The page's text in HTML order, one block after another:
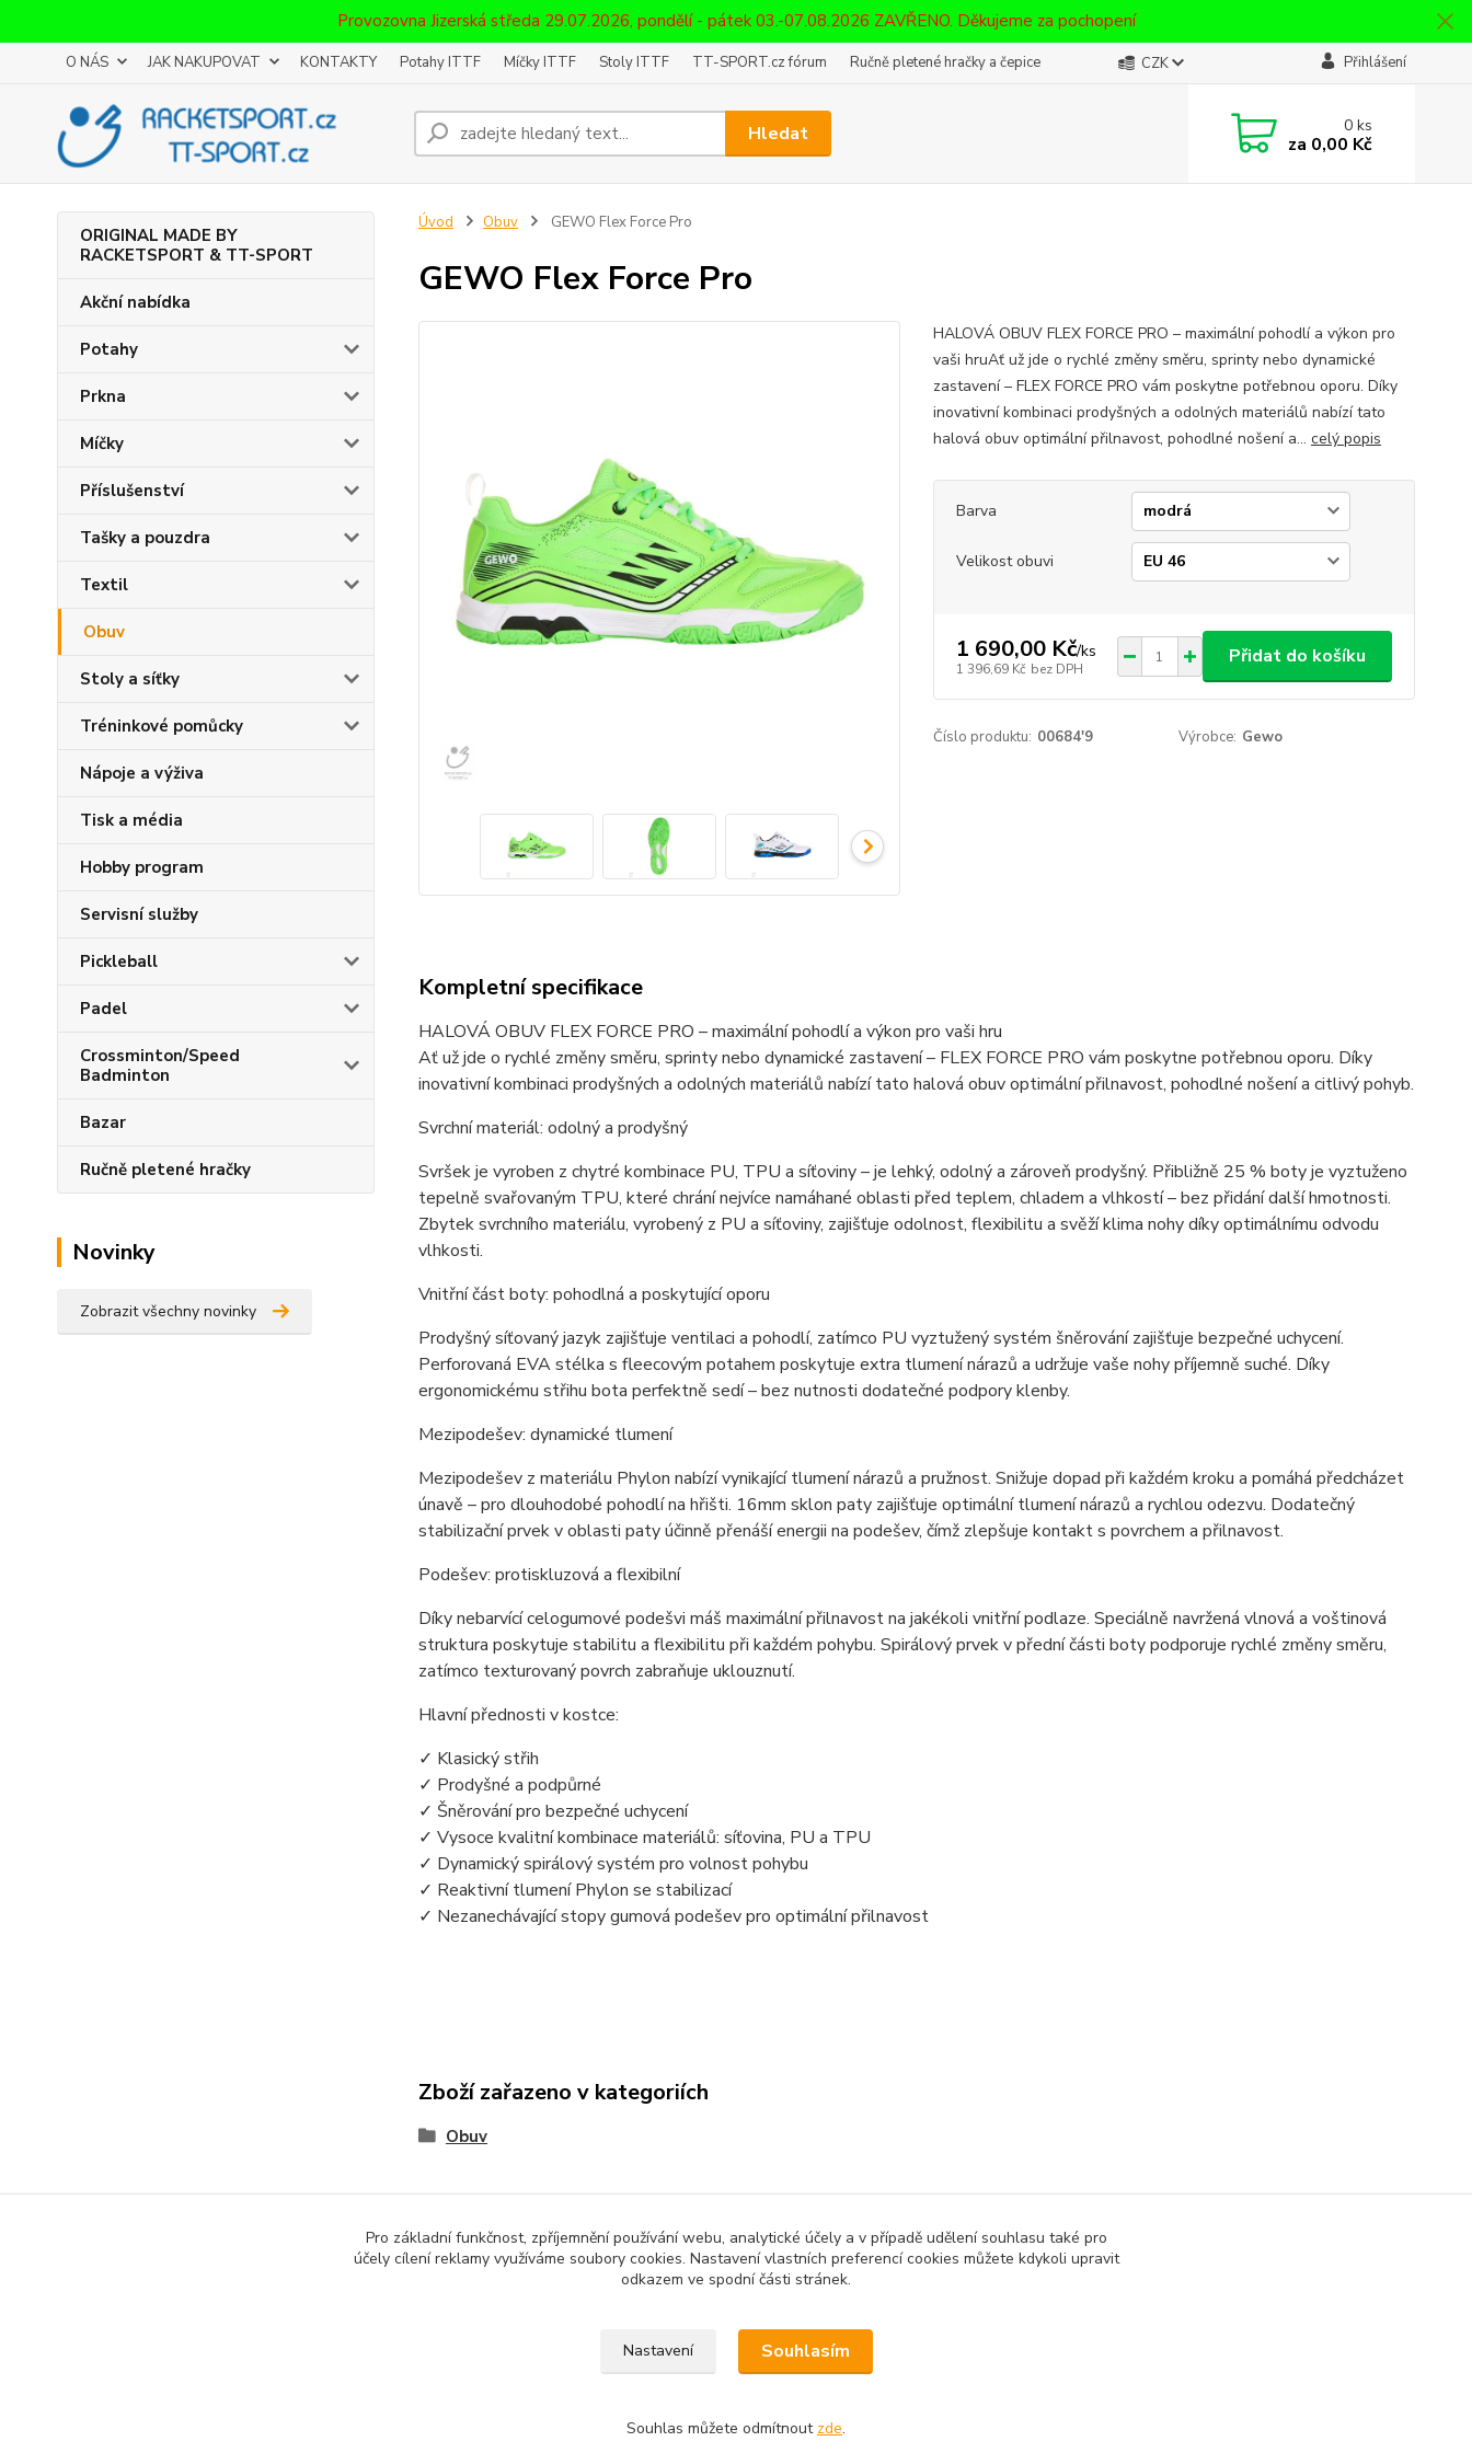
Provozovna Jizerská středa 29.07.2026, pondělí - pátek 03.-07.08.2026 ZAVŘENO. Děkujeme za pochopení
O NÁS JAK NAKUPOVAT KONTAKTY Potahy ITTF Míčky ITTF Stoly ITTF TT-SPORT.cz fórum Ručně pletené hračky a čepice CZK Přihlášení
Hledat 0ks
za 0,00 Kč
ORIGINAL MADE BY
RACKETSPORT & TT-SPORT
Akční nabídka
Potahy
Prkna
Míčky
Příslušenství
Tašky a pouzdra
Textil
Obuv
Stoly a síťky
Tréninkové pomůcky
Nápoje a výživa
Tisk a média
Hobby program
Servisní služby
Pickleball
Padel
Crossminton/Speed
Badminton
Bazar
Ručně pletené hračky
Novinky
Zobrazit všechny novinky
Úvod Obuv GEWO Flex Force Pro
GEWO Flex Force Pro
HALOVÁ OBUV FLEX FORCE PRO – maximální pohodlí a výkon pro
vaši hruAť už jde o rychlé změny směru, sprinty nebo dynamické
zastavení – FLEX FORCE PRO vám poskytne potřebnou oporu. Díky
inovativní kombinaci prodyšných a odolných materiálů nabízí tato
halová obuv optimální přilnavost, pohodlné nošení a... celý popis
Barva
Velikost obuvi
1 690,00 Kč/ks
1 396,69 Kč bez DPH
Přidat do košíku
Číslo produktu: 00684'9 Výrobce: Gewo
Kompletní specifikace
HALOVÁ OBUV FLEX FORCE PRO – maximální pohodlí a výkon pro vaši hru
Ať už jde o rychlé změny směru, sprinty nebo dynamické zastavení – FLEX FORCE PRO vám poskytne potřebnou oporu. Díky
inovativní kombinaci prodyšných a odolných materiálů nabízí tato halová obuv optimální přilnavost, pohodlné nošení a citlivý pohyb.
Svrchní materiál: odolný a prodyšný
Svršek je vyroben z chytré kombinace PU, TPU a síťoviny – je lehký, odolný a zároveň prodyšný. Přibližně 25 % boty je vyztuženo
tepelně svařovaným TPU, které chrání nejvíce namáhané oblasti před teplem, chladem a vlhkostí – bez přidání další hmotnosti.
Zbytek svrchního materiálu, vyrobený z PU a síťoviny, zajišťuje odolnost, flexibilitu a svěží klima nohy díky optimálnímu odvodu
vlhkosti.
Vnitřní část boty: pohodlná a poskytující oporu
Prodyšný síťovaný jazyk zajišťuje ventilaci a pohodlí, zatímco PU vyztužený systém šněrování zajišťuje bezpečné uchycení.
Perforovaná EVA stélka s fleecovým potahem poskytuje extra tlumení nárazů a udržuje vaše nohy příjemně suché. Díky
ergonomickému střihu bota perfektně sedí – bez nutnosti dodatečné podpory klenby.
Mezipodešev: dynamické tlumení
Mezipodešev z materiálu Phylon nabízí vynikající tlumení nárazů a pružnost. Snižuje dopad při každém kroku a pomáhá předcházet
únavě – pro dlouhodobé pohodlí na hřišti. 16mm sklon paty zajišťuje optimální tlumení nárazů a rychlou odezvu. Dodatečný
stabilizační prvek v oblasti paty účinně přenáší energii na podešev, čímž zlepšuje kontakt s povrchem a přilnavost.
Podešev: protiskluzová a flexibilní
Díky nebarvící celogumové podešvi máš maximální přilnavost na jakékoli vnitřní podlaze. Speciálně navržená vlnová a voštinová
struktura poskytuje stabilitu a flexibilitu při každém pohybu. Spirálový prvek v přední části boty podporuje rychlé změny směru,
zatímco texturovaný povrch zabraňuje uklouznutí.
Hlavní přednosti v kostce:
✓ Klasický střih
✓ Prodyšné a podpůrné
✓ Šněrování pro bezpečné uchycení
✓ Vysoce kvalitní kombinace materiálů: síťovina, PU a TPU
✓ Dynamický spirálový systém pro volnost pohybu
✓ Reaktivní tlumení Phylon se stabilizací
✓ Nezanechávající stopy gumová podešev pro optimální přilnavost
Zboží zařazeno v kategoriích
Obuv
Pro základní funkčnost, zpříjemnění používání webu, analytické účely a v případě udělení souhlasu také pro
účely cílení reklamy využíváme soubory cookies. Nastavení vlastních preferencí cookies můžete kdykoli upravit
odkazem ve spodní části stránek.
Nastavení Souhlasím
Souhlas můžete odmítnout zde.